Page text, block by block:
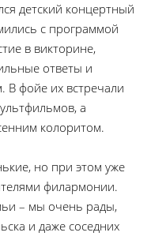
детский концертный
с программой
в викторине,
ответы и
В фойе их встречали
а
колоритом.
но при этом уже
филармонии.
– мы очень рады,
и даже соседних